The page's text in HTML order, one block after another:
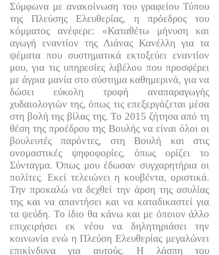
Σύμφωνα με ανακοίνωση του γραφείου Τύπου
της Πλεύσης Ελευθερίας, η πρόεδρος του
κόμματος ανέφερε: «Καταθέτω μήνυση και
αγωγή εναντίον της Λιάνας Κανέλλη για τα
ψέματα που συστηματικά εκτοξεύει εναντίον
μου, για τις υπηρεσίες λιβέλου που προσφέρει
με άγρια μανία στο σύστημα καθημερινά, για να
δώσει εύκολη τροφή αναπαραγωγής
χυδαιολογιών της, όπως τις επεξεργάζεται μέσα
στη βολή της βίλας της. Το 2015 ζήτησα από τη
θέση της προέδρου της Βουλής να είναι όλοι οι
βουλευτές παρόντες, στη Βουλή και στις
ονομαστικές ψηφοφορίες, όπως ορίζει το
Σύνταγμα. Όπως μου έδωσαν συγχαρητήρια οι
πολίτες. Εκεί τελειώνει η κουβέντα, οριστικά.
Την προκαλώ να δεχθεί την άρση της ασυλίας
της και να απαντήσει και να καταδικαστεί για
τα ψεύδη. Το ίδιο θα κάνω και με όποιον άλλο
επιχειρήσει εκ νέου να δηλητηριάσει την
κοινωνία ενώ η Πλεύση Ελευθερίας μεγαλώνει
επικίνδυνα για αυτούς. Η λάσπη του